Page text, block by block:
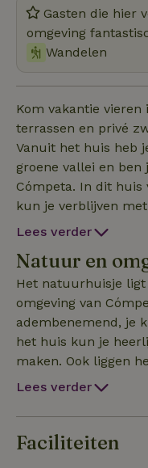
Gasten die hier
omgeving
Wandelen
Kom vakantie
terrassen en privé
Vanuit het huis heb
groene vallei en
Cómpeta. In dit huis
kun je verblijven
lekker relaxen in en
fietsen of een dagje
Spanje staat bekend
witte dorpjes,
Ook de prachtige
zijn makkelijk aan te
De verhuurders
Lees verder
Natuur en
Het natuurhuisje
omgeving van
adembenemend, je
het huis kun je
maken. Ook liggen
Tejeda, Almijara y
Ook daar heb je
rustige baaitjes of
Lees verder
Faciliteiten